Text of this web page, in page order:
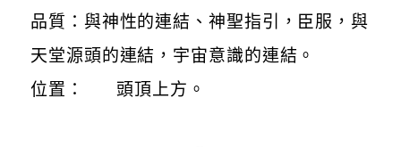
品質：與神性的連結、神聖指引，臣服，與
天堂源頭的連結，宇宙意識的連結。
位置： 頭頂上方。